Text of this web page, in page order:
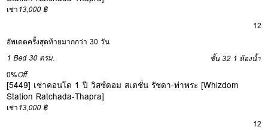
เช่า13,000 ฿
12
อัพเดตครั้งสุดท้ายมากกว่า 30 วัน
1 Bed 30 ตรม. ชั้น 32 1 ห้องน้ำ
0%Off
[5449] เช่าคอนโด 1 ปี วิสซ์ดอม สเตชั่น รัชดา-ท่าพระ [Whizdom
Station Ratchada-Thapra]
เช่า13,000 ฿
12